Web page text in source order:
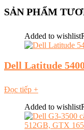
SẢN PHẨM
Added to wishlist
Dell Latitude
Đọc tiếp +
Added to wishlist